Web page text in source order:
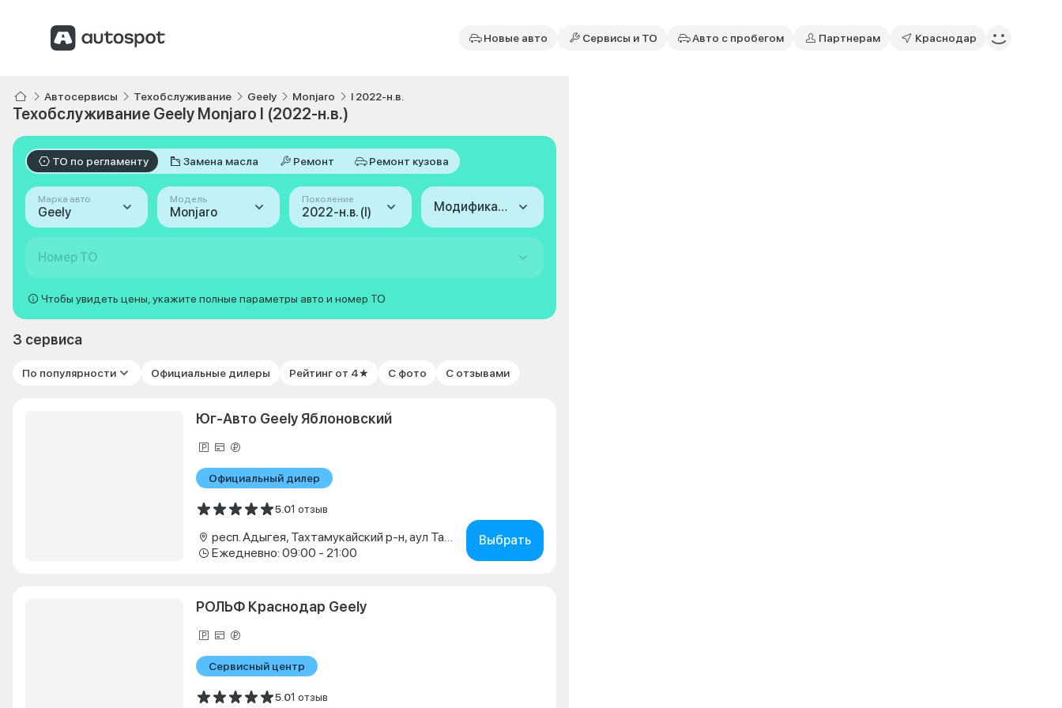
Новые авто Сервисы и ТО Авто с пробегом Партнерам Краснодар
Автосервисы Техобслуживание Geely Monjaro I 2022-н.в.
Техобслуживание Geely Monjaro I (2022-н.в.)
ТО по регламенту Замена масла Ремонт Ремонт кузова
Марка авто
Geely
Модель
Monjaro
Поколение
2022-н.в. (I) Модификация
Номер ТО
Чтобы увидеть цены, укажите полные параметры авто и номер ТО
3 сервиса
По популярности Официальные дилеры Рейтинг от 4★ С фото С отзывами
Юг-Авто Geely Яблоновский
Официальный дилер
5.01 отзыв
респ. Адыгея, Тахтамукайский р-н, аул Тахтамукай, ул. Краснодарская, д. 1/2
Ежедневно: 09:00 - 21:00
Выбрать
РОЛЬФ Краснодар Geely
Сервисный центр
5.01 отзыв